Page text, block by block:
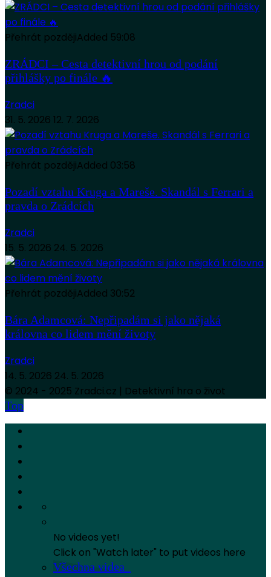
Přehrát pozdějiAdded 59:08
ZRÁDCI – Cesta detektivní hrou od podání
přihlášky po finále 🔥
Zradci
31. 5. 2026 12. 7. 2026
Přehrát pozdějiAdded 03:58
Pozadí vztahu Kruga a Mareše. Skandál s Ferrari a
pravda o Zrádcích
Zradci
15. 5. 2026 24. 5. 2026
Přehrát pozdějiAdded 30:52
Bára Adamcová: Nepřipadám si jako nějaká
královna co lidem mění životy
Zradci
14. 5. 2026 24. 5. 2026
© 2024 - 2025 Zradci.cz | Detektivní hra o život
Top
No videos yet!
Click on "Watch later" to put videos here
Všechna videa